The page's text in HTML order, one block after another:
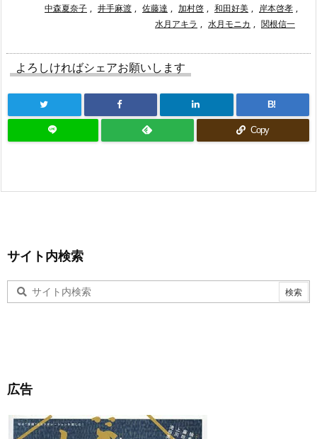
中森夏奈子 , 井手麻渡 , 佐藤達 , 加村啓 , 和田好美 , 岸本啓孝 ,
水月アキラ , 水月モニカ , 関根信一
よろしければシェアお願いします
B!
Copy
サイト内検索
広告